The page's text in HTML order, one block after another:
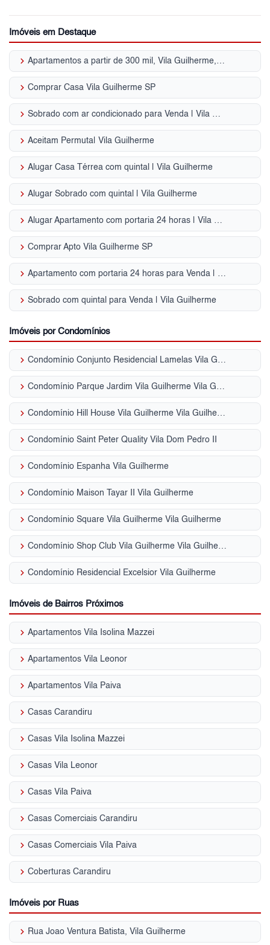
Imóveis em Destaque
keyboard_arrow_right Apartamentos a partir de 300 mil, Vila Guilherme, 2 quartos, Zona Norte, SP
keyboard_arrow_right Comprar Casa Vila Guilherme SP
keyboard_arrow_right Sobrado com ar condicionado para Venda | Vila Guilherme
keyboard_arrow_right Aceitam Permuta| Vila Guilherme
keyboard_arrow_right Alugar Casa Térrea com quintal | Vila Guilherme
keyboard_arrow_right Alugar Sobrado com quintal | Vila Guilherme
keyboard_arrow_right Alugar Apartamento com portaria 24 horas | Vila Guilherme
keyboard_arrow_right Comprar Apto Vila Guilherme SP
keyboard_arrow_right Apartamento com portaria 24 horas para Venda | Vila Guilherme
keyboard_arrow_right Sobrado com quintal para Venda | Vila Guilherme
Imóveis por Condomínios
keyboard_arrow_right Condomínio Conjunto Residencial Lamelas Vila Guilherme
keyboard_arrow_right Condomínio Parque Jardim Vila Guilherme Vila Guilherme
keyboard_arrow_right Condomínio Hill House Vila Guilherme Vila Guilherme
keyboard_arrow_right Condomínio Saint Peter Quality Vila Dom Pedro II
keyboard_arrow_right Condomínio Espanha Vila Guilherme
keyboard_arrow_right Condomínio Maison Tayar II Vila Guilherme
keyboard_arrow_right Condomínio Square Vila Guilherme Vila Guilherme
keyboard_arrow_right Condomínio Shop Club Vila Guilherme Vila Guilherme
keyboard_arrow_right Condomínio Residencial Excelsior Vila Guilherme
Imóveis de Bairros Próximos
keyboard_arrow_right Apartamentos Vila Isolina Mazzei
keyboard_arrow_right Apartamentos Vila Leonor
keyboard_arrow_right Apartamentos Vila Paiva
keyboard_arrow_right Casas Carandiru
keyboard_arrow_right Casas Vila Isolina Mazzei
keyboard_arrow_right Casas Vila Leonor
keyboard_arrow_right Casas Vila Paiva
keyboard_arrow_right Casas Comerciais Carandiru
keyboard_arrow_right Casas Comerciais Vila Paiva
keyboard_arrow_right Coberturas Carandiru
Imóveis por Ruas
keyboard_arrow_right Rua Joao Ventura Batista, Vila Guilherme